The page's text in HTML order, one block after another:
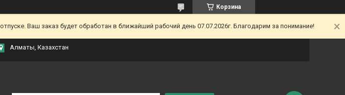
Корзина
Ваш заказ будет обработан в ближайший рабочий день 07.07.2026г. Благодарим за понимание!
Алматы, Казахстан